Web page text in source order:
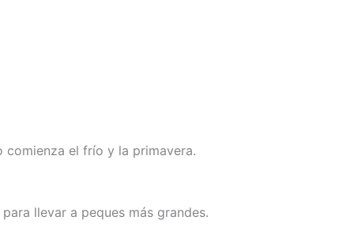
comienza el frío y la primavera.
llevar a peques más grandes.